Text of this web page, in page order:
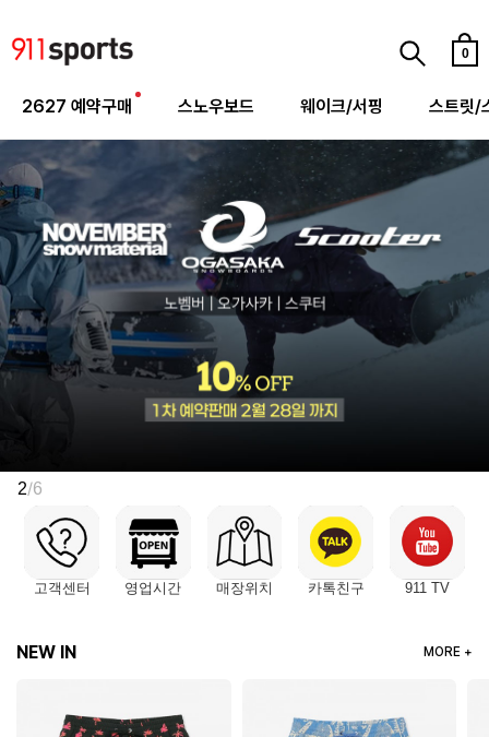
0
2627 예약구매 스노우보드 웨이크/서핑 스트릿/
2/6
고객센터 영업시간 매장위치 카톡친구 911 TV
NEW IN MORE +